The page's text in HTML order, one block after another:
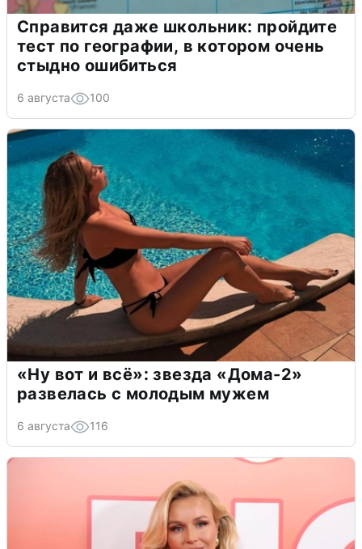
Справится даже школьник: пройдите
тест по географии, в котором очень
стыдно ошибиться
6 августа 100
«Ну вот и всё»: звезда «Дома-2»
развелась с молодым мужем
6 августа 116